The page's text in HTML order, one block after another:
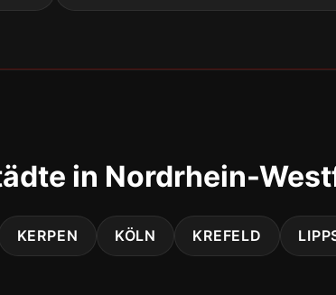
in Nordrhein-
KERPEN KÖLN KREFELD